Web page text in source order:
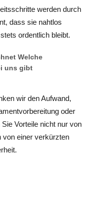
werden durch
dass sie nahtlos
ordentlich bleibt.
Welche
uns gibt
wir den Aufwand,
oder
Vorteile nicht nur von
von einer verkürzten